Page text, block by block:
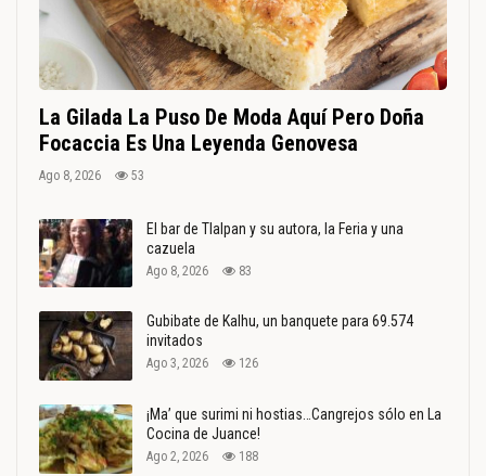
La Gilada La Puso De Moda Aquí Pero Doña
Focaccia Es Una Leyenda Genovesa
Ago 8, 2026 53
El bar de Tlalpan y su autora, la Feria y una
cazuela
Ago 8, 2026 83
Gubibate de Kalhu, un banquete para 69.574
invitados
Ago 3, 2026 126
¡Ma’ que surimi ni hostias…Cangrejos sólo en La
Cocina de Juance!
Ago 2, 2026 188